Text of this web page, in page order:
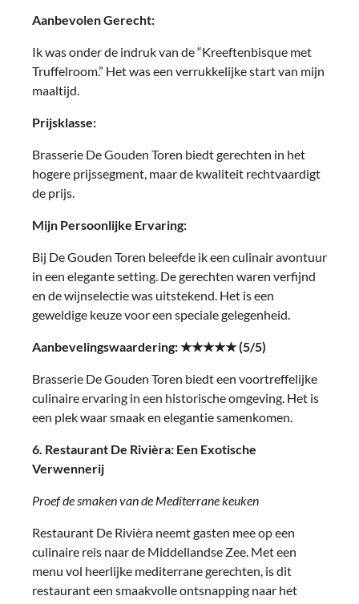
Aanbevolen Gerecht:
Ik was onder de indruk van de “Kreeftenbisque met
Truffelroom.” Het was een verrukkelijke start van mijn
maaltijd.
Prijsklasse:
Brasserie De Gouden Toren biedt gerechten in het
hogere prijssegment, maar de kwaliteit rechtvaardigt
de prijs.
Mijn Persoonlijke Ervaring:
Bij De Gouden Toren beleefde ik een culinair avontuur
in een elegante setting. De gerechten waren verfijnd
en de wijnselectie was uitstekend. Het is een
geweldige keuze voor een speciale gelegenheid.
Aanbevelingswaardering: ★★★★★ (5/5)
Brasserie De Gouden Toren biedt een voortreffelijke
culinaire ervaring in een historische omgeving. Het is
een plek waar smaak en elegantie samenkomen.
6. Restaurant De Rivièra: Een Exotische
Verwennerij
Proef de smaken van de Mediterrane keuken
Restaurant De Rivièra neemt gasten mee op een
culinaire reis naar de Middellandse Zee. Met een
menu vol heerlijke mediterrane gerechten, is dit
restaurant een smaakvolle ontsnapping naar het